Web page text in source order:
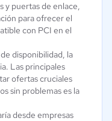
y puertas de enlace,
para ofrecer el
con PCI en el
disponibilidad, la
Las principales
ofertas cruciales
sin problemas es la
desde empresas